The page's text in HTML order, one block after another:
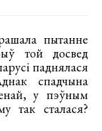
пытанне
той досвед
паднялася
спадчына
у пэўным
так сталася?